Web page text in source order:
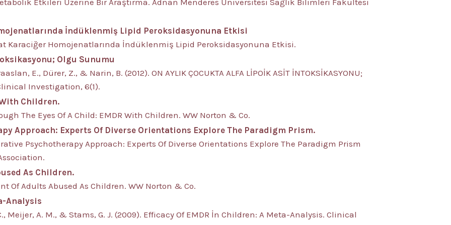
İndüklenmiş Lipid Peroksidasyonuna Etkisi
Karaciğer Homojenatlarında İndüklenmiş Lipid Peroksidasyonuna Etkisi.
Olgu Sunumu
E., Dürer, Z., & Narin, B. (2012). ON AYLIK ÇOCUKTA ALFA LİPOİK ASİT İNTOKSİKASYONU;
Investigation, 6(1).
Children.
The Eyes Of A Child: EMDR With Children. WW Norton & Co.
Approach: Experts Of Diverse Orientations Explore The Paradigm Prism.
Psychotherapy Approach: Experts Of Diverse Orientations Explore The Paradigm Prism
As Children.
Of Adults Abused As Children. WW Norton & Co.
Analysis
Meijer, A. M., & Stams, G. J. (2009). Efficacy Of EMDR İn Children: A Meta-Analysis. Clinical